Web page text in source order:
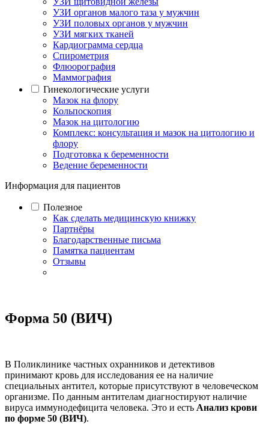
УЗИ органов малого таза у мужчин
УЗИ половых органов у мужчин
УЗИ мягких тканей
Кардиограмма сердца
Спирометрия
Флюорография
Маммография
Гинекологические услуги
Мазок на флору
Кольпоскопия
Мазок на цитологию
Комплекс: консультация и мазок на цитологию и
флору
Подготовка к беременности
Ведение беременности
Информация для пациентов
Полезное
Как сделать медицинскую книжку
Партнёры
Благодарственные письма
Памятка пациентам
Отзывы
Форма 50 (ВИЧ)
В Поликлинике частных охранников и детективов
принимают кровь для исследования ее на наличие
специальных антител, которые присутствуют в человеческом
организме. По данным антителам диагностируют наличие
вируса иммунодефицита человека. Это и есть Анализ крови
по форме 50 (ВИЧ).